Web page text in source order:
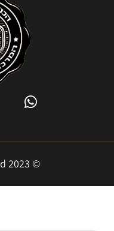
© 2023 All Rights Reserved